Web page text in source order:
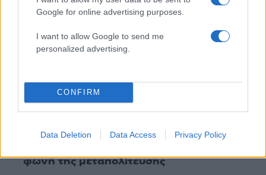
Google for online advertising purposes.
I want to allow Google to send me
personalized advertising.
CONFIRM
Data Deletion Data Access Privacy Policy
ξαναδώ;» – Τα πρώτα λόγια του 22χρονου
που έπεσε σε κανάλι με καυτό νερό
χρειαζόμαστε»
Η βαθμολογία της UEFA μετά την ισοπαλία
του Παναθηναϊκού με την ΤΣΣΚΑ 1948
Συγκίνηση στο τελευταίο αντίο στον Λάκη
Χαλκιά: Με την «Φάμπρικα», λαούτο και
φωνή της μεταπολίτευσης